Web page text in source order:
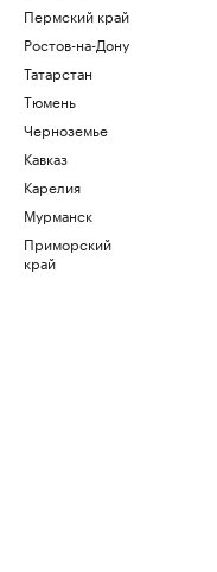
Пермский край
Ростов-на-Дону
Татарстан
Тюмень
Черноземье
Кавказ
Карелия
Мурманск
Приморский
край